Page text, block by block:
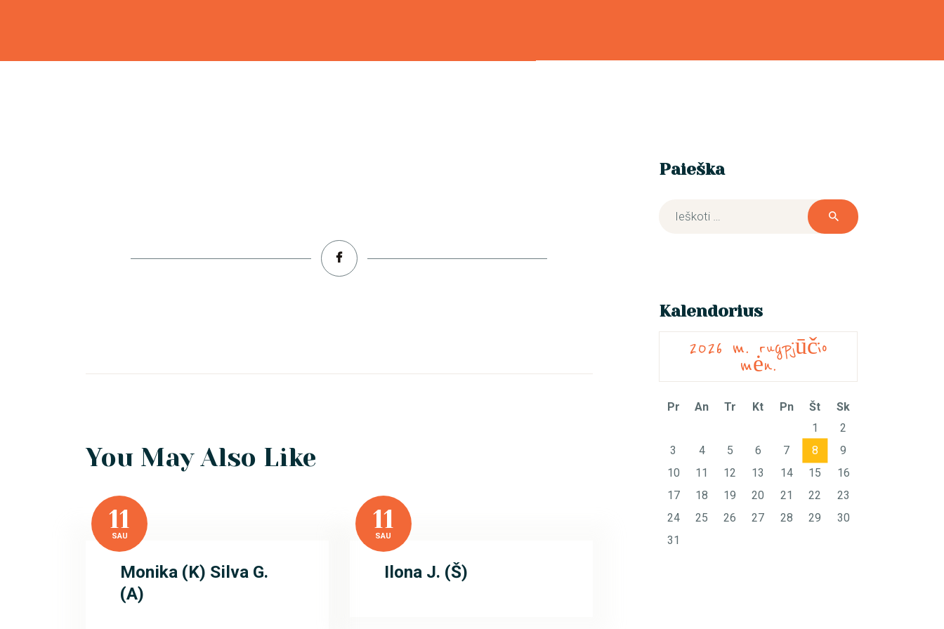
You May Also Like
11
SAU
Monika (K) Silva G.
(A)
11
SAU
Ilona J. (Š)
Paieška
Ieškoti:
Kalendorius
2026 m. rugpjūčio
mėn.
Pr An Tr Kt Pn Št
Sk
1
2
3
4 5 6 7 8
9
10
11 12 13 14 15
16
17
18 19 20 21 22
23
24
25 26 27 28 29
30
31